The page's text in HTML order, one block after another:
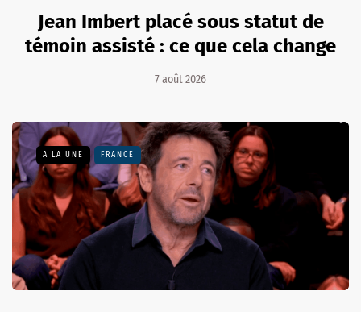
Jean Imbert placé sous statut de
témoin assisté : ce que cela change
7 août 2026
A LA UNE FRANCE